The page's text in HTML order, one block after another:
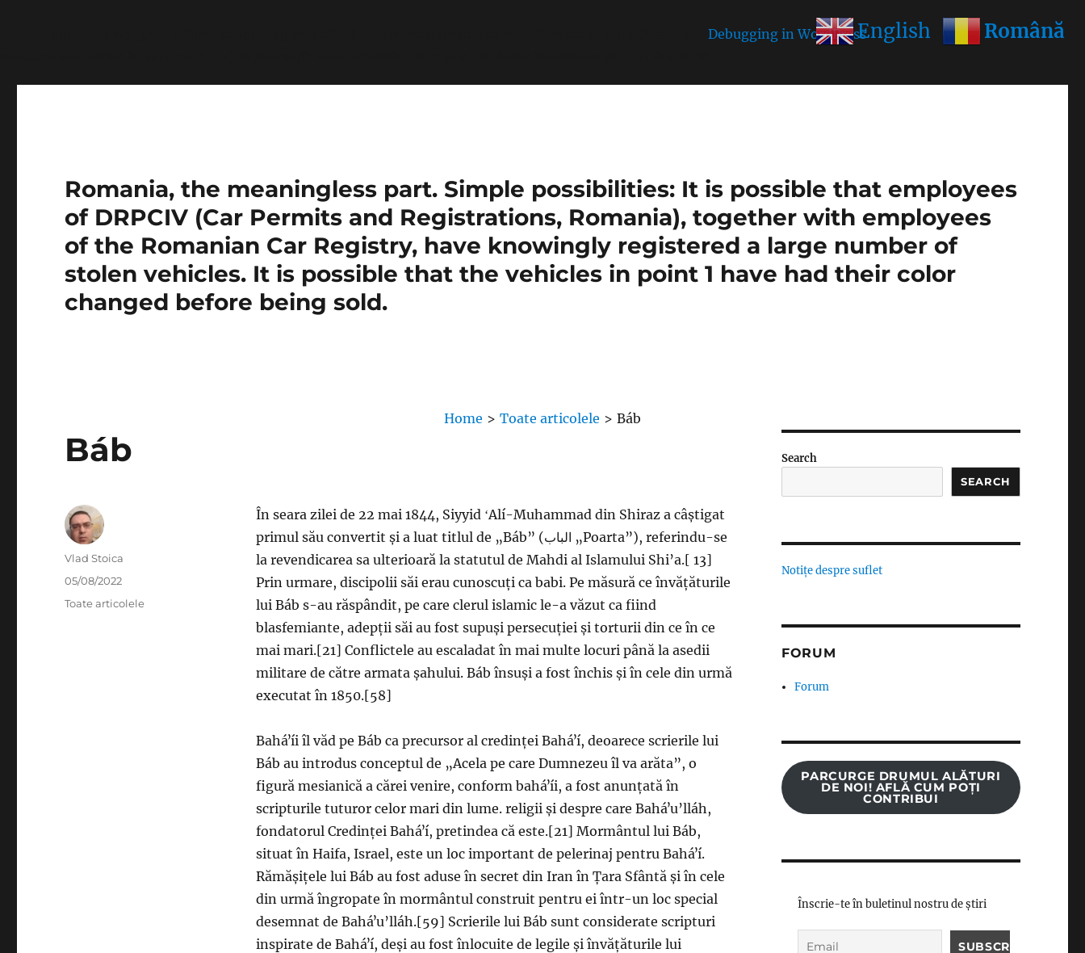
Debugging in WordPressfor more information. (This
Romania, the meaningless part. Simple possibilities: It is possible that employees
of DRPCIV (Car Permits and Registrations, Romania), together with employees
of the Romanian Car Registry, have knowingly registered a large number of
stolen vehicles. It is possible that the vehicles in point 1 have had their color
changed before being sold.
Home > Toate articolele > Báb
Báb
În seara zilei de 22 mai 1844, Siyyid ʻAlí-Muhammad din Shiraz a câștigat
primul său convertit și a luat titlul de „Báb” (الباب „Poarta”), referindu-se
la revendicarea sa ulterioară la statutul de Mahdi al Islamului Shi’a.[ 13]
Prin urmare, discipolii săi erau cunoscuți ca babi. Pe măsură ce învățăturile
lui Báb s-au răspândit, pe care clerul islamic le-a văzut ca fiind
blasfemiante, adepții săi au fost supuși persecuției și torturii din ce în ce
mai mari.[21] Conflictele au escaladat în mai multe locuri până la asedii
militare de către armata șahului. Báb însuși a fost închis și în cele din urmă
executat în 1850.[58]
Baháʼíi îl văd pe Báb ca precursor al credinței Baháʼí, deoarece scrierile lui
Báb au introdus conceptul de „Acela pe care Dumnezeu îl va arăta”, o
figură mesianică a cărei venire, conform baháʼíi, a fost anunțată în
scripturile tuturor celor mari din lume. religii și despre care Baháʼu’lláh,
fondatorul Credinței Baháʼí, pretindea că este.[21] Mormântul lui Báb,
situat în Haifa, Israel, este un loc important de pelerinaj pentru Baháʼí.
Rămășițele lui Báb au fost aduse în secret din Iran în Țara Sfântă și în cele
din urmă îngropate în mormântul construit pentru ei într-un loc special
desemnat de Baháʼu’lláh.[59] Scrierile lui Báb sunt considerate scripturi
inspirate de Baháʼí, deși au fost înlocuite de legile și învățăturile lui
Author
Vlad Stoica
Posted
05/08/2022
Categories
Toate articolele
Search
SEARCH
Notițe despre suflet
FORUM
Forum
PARCURGE DRUMUL ALĂTURI
DE NOI! AFLĂ CUM POȚI
CONTRIBUI
Înscrie-te în buletinul nostru de știri
English Română